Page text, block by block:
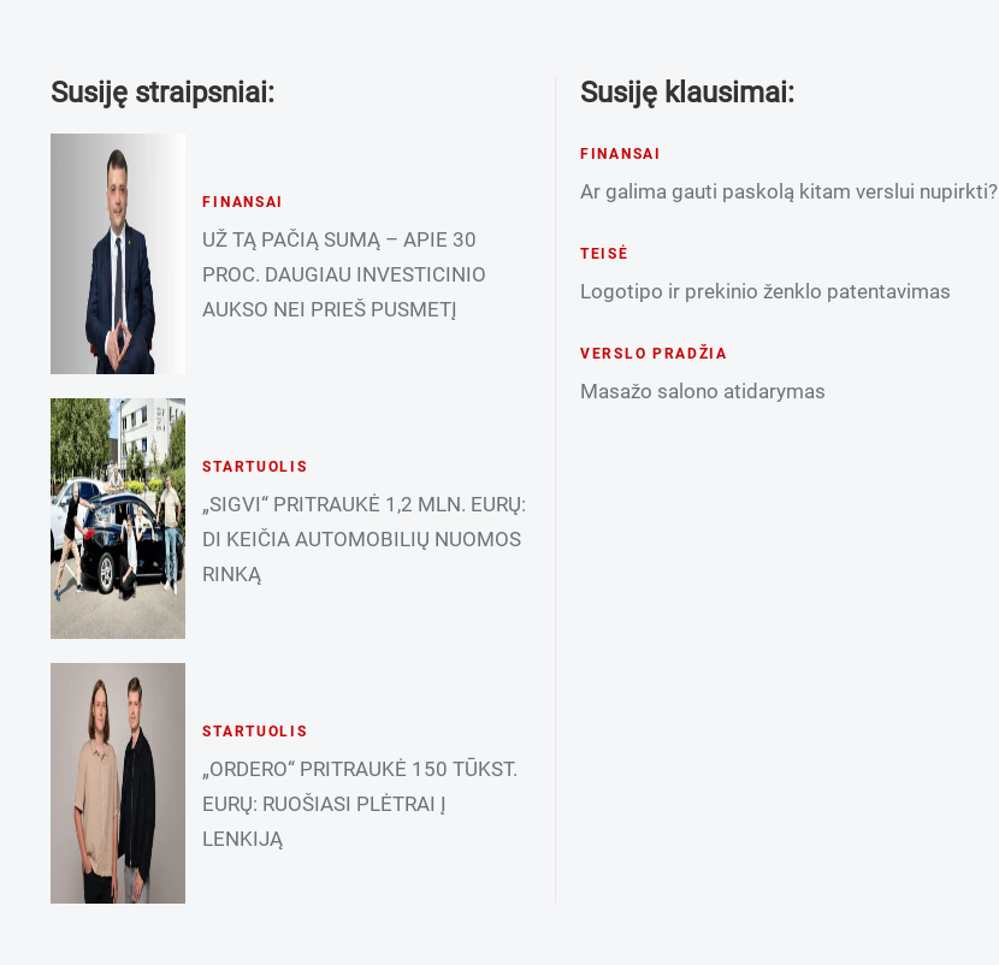
Susiję straipsniai:
FINANSAI
UŽ TĄ PAČIĄ SUMĄ – APIE 30
PROC. DAUGIAU INVESTICINIO
AUKSO NEI PRIEŠ PUSMETĮ
STARTUOLIS
„SIGVI“ PRITRAUKĖ 1,2 MLN. EURŲ:
DI KEIČIA AUTOMOBILIŲ NUOMOS
RINKĄ
STARTUOLIS
„ORDERO“ PRITRAUKĖ 150 TŪKST.
EURŲ: RUOŠIASI PLĖTRAI Į
LENKIJĄ
Susiję klausimai:
FINANSAI
Ar galima gauti paskolą kitam verslui nupirkti?
TEISĖ
Logotipo ir prekinio ženklo patentavimas
VERSLO PRADŽIA
Masažo salono atidarymas